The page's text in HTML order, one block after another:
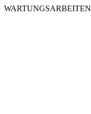
WARTUNGSARBEITEN